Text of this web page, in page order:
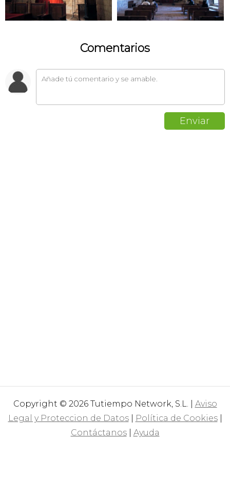
Comentarios
Copyright © 2026 Tutiempo Network, S.L. | Aviso
Legal y Proteccion de Datos| Política de Cookies|
Contáctanos| Ayuda